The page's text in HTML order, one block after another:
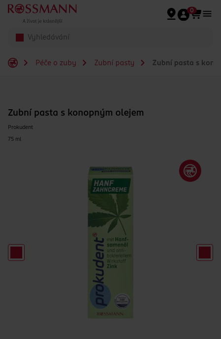
Přeskočit na hlavmní obsah
0
Péče o zuby Zubní pasty Zubní pasta s
Zubní pasta s konopným olejem
Prokudent
75 ml